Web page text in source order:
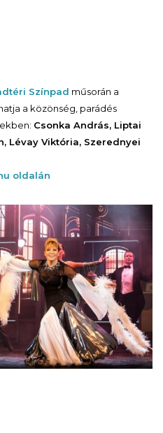
Színpad műsorán a
a közönség, parádés
Csonka András, Liptai
Lévay Viktória, Szerednyei
oldalán